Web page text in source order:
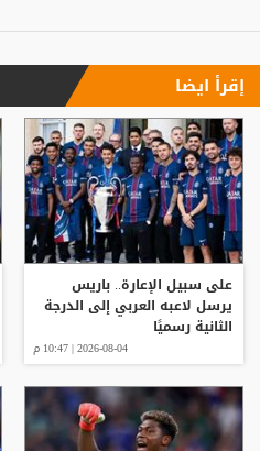
إقرأ ايضا
على سبيل الإعارة.. باريس
يرسل لاعبه العربي إلى الدرجة
الثانية رسميًا
2026-08-04 | 10:47 م